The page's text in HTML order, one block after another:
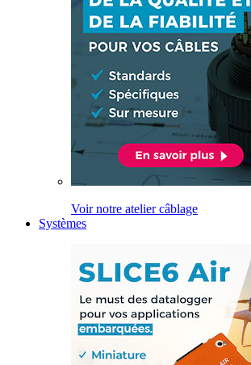
Voir notre atelier câblage
Systèmes